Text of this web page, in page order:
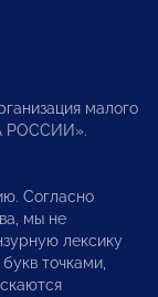
малого
РОССИИ».
Согласно
мы не
лексику
точками,